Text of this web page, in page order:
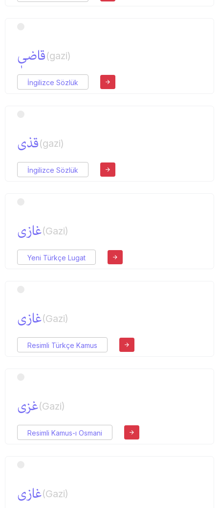
قاضیٖ(gazi)
İngilizce Sözlük
قذی(gazi)
İngilizce Sözlük
غازی(Gazi)
Yeni Türkçe Lugat
غازی(Gazi)
Resimli Türkçe Kamus
غزی(Gazi)
Resimli Kamus-ı Osmani
غازی(Gazi)